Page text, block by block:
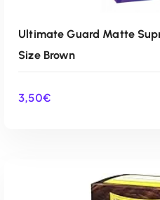
AÑADIR
Ultimate Guard Matte
Size Brown
3,50€